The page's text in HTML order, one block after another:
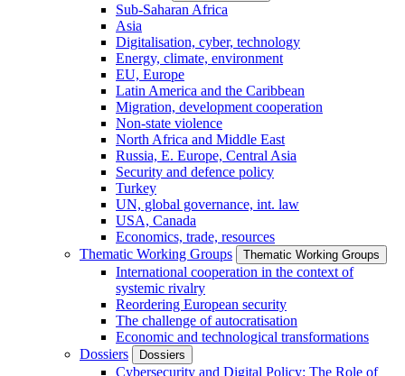
Sub-Saharan Africa
Asia
Digitalisation, cyber, technology
Energy, climate, environment
EU, Europe
Latin America and the Caribbean
Migration, development cooperation
Non-state violence
North Africa and Middle East
Russia, E. Europe, Central Asia
Security and defence policy
Turkey
UN, global governance, int. law
USA, Canada
Economics, trade, resources
Thematic Working Groups
Thematic Working Groups
International cooperation in the context of
systemic rivalry
Reordering European security
The challenge of autocratisation
Economic and technological transformations
Dossiers
Dossiers
Cybersecurity and Digital Policy: The Role of